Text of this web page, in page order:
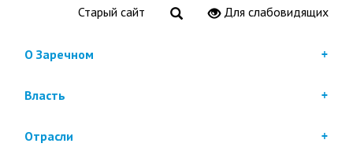
Старый сайт Для слабовидящих
О Заречном
Власть
Отрасли